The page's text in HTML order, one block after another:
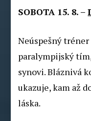
SOBOTA 15. 8. –
Neúspešný
paralympijský
synovi. Bláznivá
ukazuje, kam až
láska.